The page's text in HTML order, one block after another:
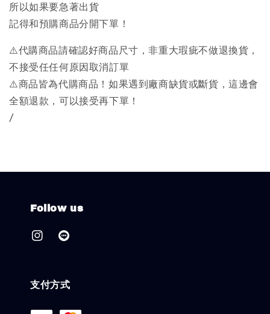
所以如果要急著出貨
記得和預購商品分開下單！
⚠️代購商品請確認好商品尺寸，非重大瑕疵不做退換貨，
不接受任任何原因取消訂單
⚠️商品皆為代購商品！如果遇到廠商缺貨或斷貨，這邊會
全額退款，可以接受再下單！
/
Follow us
支付方式